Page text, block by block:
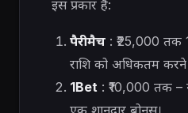
इस प्रकार है:
पैरीमैच: ₹25,000 तक
राशि को अधिकतम करने
1Bet : ₹10,000 तक –
एक शानदार बोनस।